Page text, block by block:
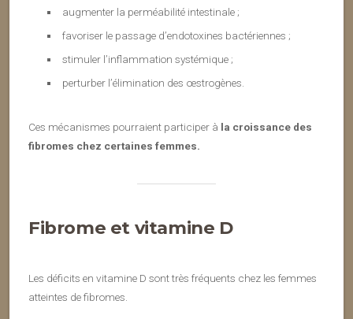
augmenter la perméabilité intestinale ;
favoriser le passage d’endotoxines bactériennes ;
stimuler l’inflammation systémique ;
perturber l’élimination des œstrogènes.
Ces mécanismes pourraient participer à la croissance des
fibromes chez certaines femmes.
Fibrome et vitamine D
Les déficits en vitamine D sont très fréquents chez les femmes
atteintes de fibromes.